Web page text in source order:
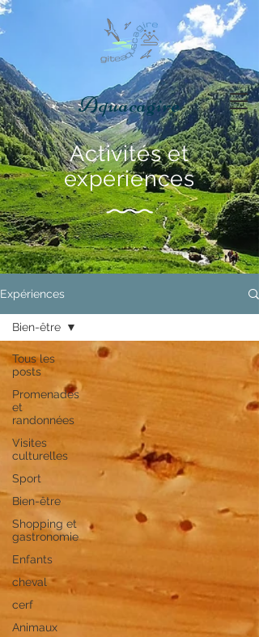
Aquacagire
Activités et
expériences
Expériences
Tous les
posts
Promenades
et
randonnées
Visites
culturelles
Sport
Bien-être
Shopping et
gastronomie
Enfants
cheval
cerf
Animaux
Bien-être